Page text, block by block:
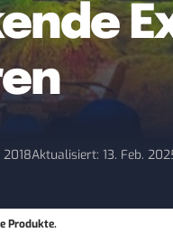
Aktualisiert: 13. Feb.
Produkte.